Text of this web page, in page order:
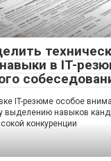
в IT-
IT-резюме особое
выделению навыков
конкуренции